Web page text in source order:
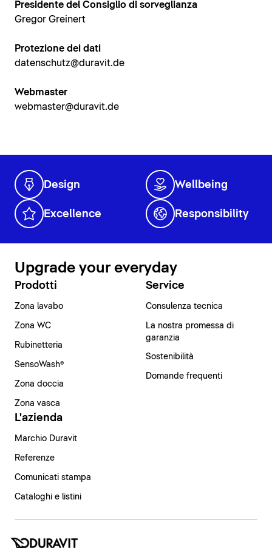
Presidente del Consiglio di sorveglianza
Gregor Greinert
Protezione dei dati
datenschutz@duravit.de
Webmaster
webmaster@duravit.de
Design Wellbeing
Excellence Responsibility
Upgrade your everyday
Prodotti
Zona lavabo
Zona WC
Rubinetteria
SensoWash®
Zona doccia
Zona vasca
Service
Consulenza tecnica
La nostra promessa di
garanzia
Sostenibilità
Domande frequenti
L'azienda
Marchio Duravit
Referenze
Comunicati stampa
Cataloghi e listini